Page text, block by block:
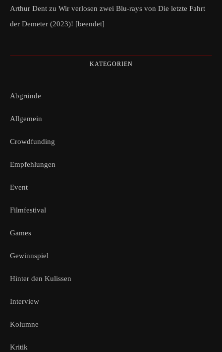
Arthur Dent zu Wir verlosen zwei Blu-rays von Die letzte Fahrt
der Demeter (2023)! [beendet]
KATEGORIEN
Abgründe
Allgemein
Crowdfunding
Empfehlungen
Event
Filmfestival
Games
Gewinnspiel
Hinter den Kulissen
Interview
Kolumne
Kritik